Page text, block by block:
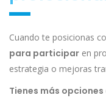
Cuando te posicionas
para participar en
estrategia o mejoras
Tienes más